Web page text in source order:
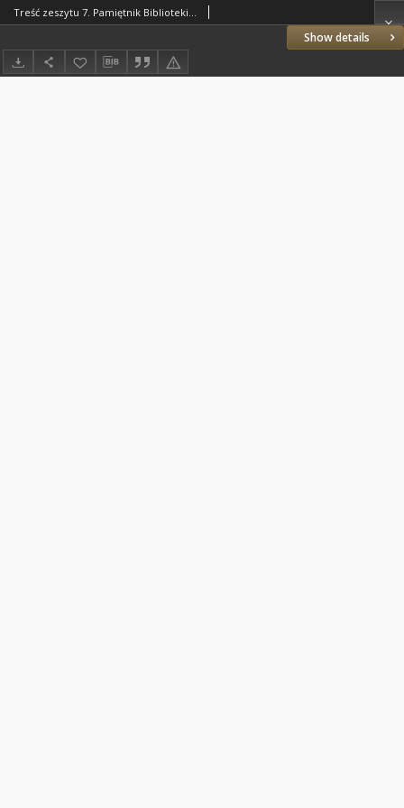
Show details
Treść zeszytu 7. Pamiętnik Biblioteki Kórnickiej Z. 7.